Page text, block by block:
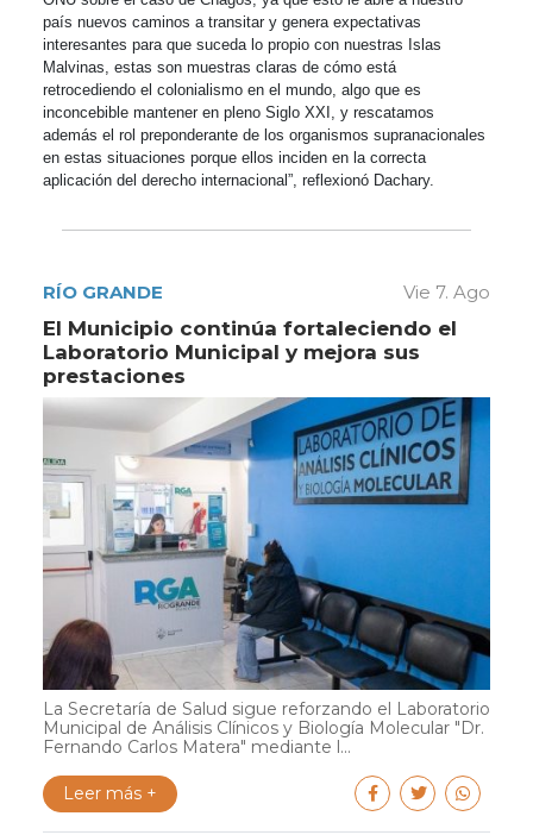
país nuevos caminos a transitar y genera expectativas
interesantes para que suceda lo propio con nuestras Islas
Malvinas, estas son muestras claras de cómo está
retrocediendo el colonialismo en el mundo, algo que es
inconcebible mantener en pleno Siglo XXI, y rescatamos
además el rol preponderante de los organismos supranacionales
en estas situaciones porque ellos inciden en la correcta
aplicación del derecho internacional”, reflexionó Dachary.
RÍO GRANDE Vie 7. Ago
El Municipio continúa fortaleciendo el
Laboratorio Municipal y mejora sus
prestaciones
La Secretaría de Salud sigue reforzando el Laboratorio
Municipal de Análisis Clínicos y Biología Molecular "Dr.
Fernando Carlos Matera" mediante l...
Leer más +